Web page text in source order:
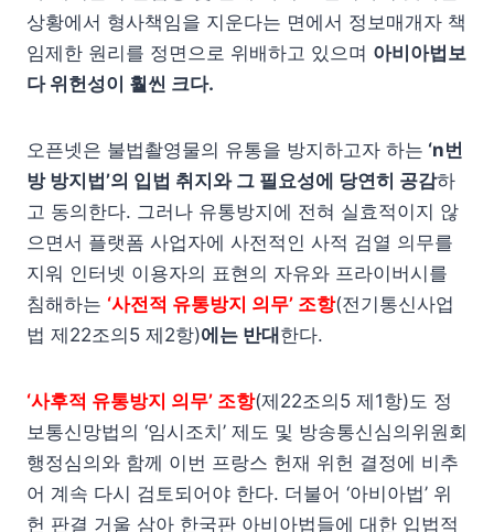
상황에서 형사책임을 지운다는 면에서 정보매개자 책
임제한 원리를 정면으로 위배하고 있으며 아비아법보
다 위헌성이 훨씬 크다.
오픈넷은 불법촬영물의 유통을 방지하고자 하는 ‘n번
방 방지법’의 입법 취지와 그 필요성에 당연히 공감하
고 동의한다. 그러나 유통방지에 전혀 실효적이지 않
으면서 플랫폼 사업자에 사전적인 사적 검열 의무를
지워 인터넷 이용자의 표현의 자유와 프라이버시를
침해하는 ‘사전적 유통방지 의무’ 조항(전기통신사업
법 제22조의5 제2항)에는 반대 한다.
‘사후적 유통방지 의무’ 조항(제22조의5 제1항)도 정
보통신망법의 ‘임시조치’ 제도 및 방송통신심의위원회
행정심의와 함께 이번 프랑스 헌재 위헌 결정에 비추
어 계속 다시 검토되어야 한다. 더불어 ‘아비아법’ 위
헌 판결 거울 삼아 한국판 아비아법들에 대한 입법적